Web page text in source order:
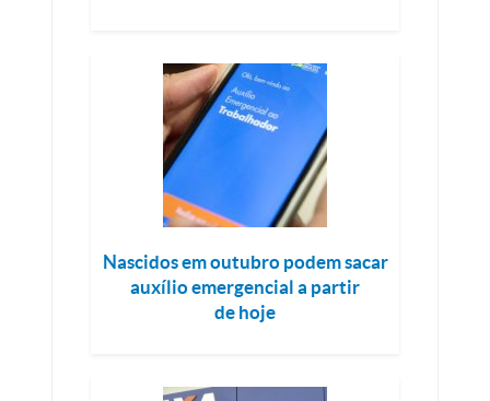
Nascidos em outubro podem sacar
auxílio emergencial a partir
de hoje